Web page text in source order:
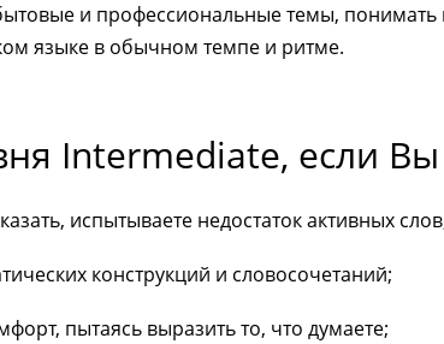
и профессиональные темы, понимать
языке в обычном темпе и ритме.
Intermediate, если Вы
испытываете недостаток активных
конструкций и словосочетаний;
пытаясь выразить то, что думаете;